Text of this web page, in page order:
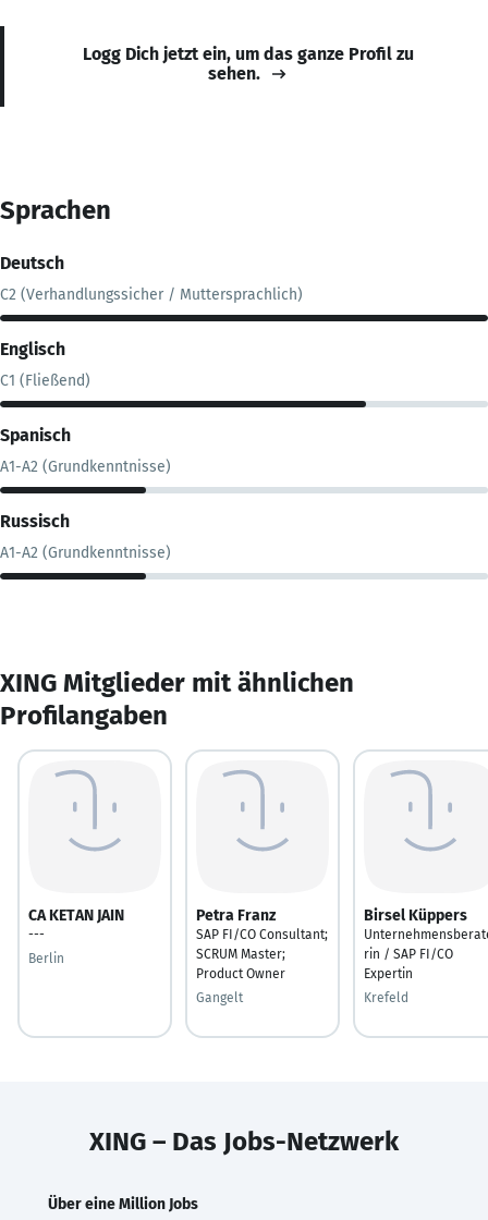
Logg Dich jetzt ein, um das ganze Profil zu
sehen.
Sprachen
Deutsch
C2 (Verhandlungssicher / Muttersprachlich)
Englisch
C1 (Fließend)
Spanisch
A1-A2 (Grundkenntnisse)
Russisch
A1-A2 (Grundkenntnisse)
XING Mitglieder mit ähnlichen
Profilangaben
CA KETAN JAIN
---
Berlin
Petra Franz
SAP FI/CO Consultant;
SCRUM Master;
Product Owner
Gangelt
Birsel Küppers
rin / SAP FI/CO
Expertin
Krefeld
XING – Das Jobs-Netzwerk
Über eine Million Jobs